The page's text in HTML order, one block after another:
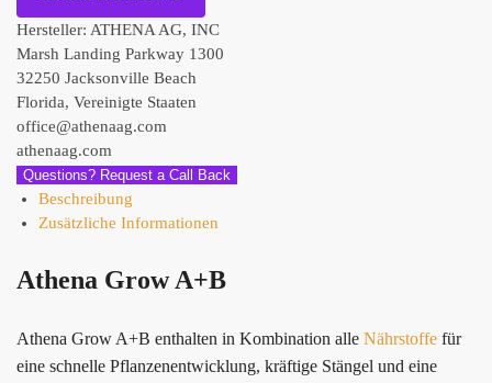
Hersteller: ATHENA AG, INC
Marsh Landing Parkway 1300
32250 Jacksonville Beach
Florida, Vereinigte Staaten
office@athenaag.com
athenaag.com
Questions? Request a Call Back
Beschreibung
Zusätzliche Informationen
Athena Grow A+B
Athena Grow A+B enthalten in Kombination alle Nährstoffe für
eine schnelle Pflanzenentwicklung, kräftige Stängel und eine